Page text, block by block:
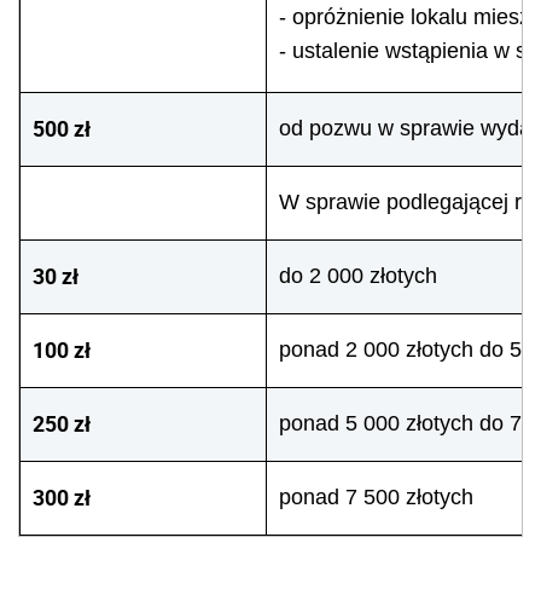
- opróżnienie lokalu
- ustalenie wstąpienia w
500 zł od pozwu w sprawie
W sprawie podlegającej
30 zł do 2 000 złotych
100 zł ponad 2 000 złotych do 5
250 zł ponad 5 000 złotych do 7
300 zł ponad 7 500 złotych